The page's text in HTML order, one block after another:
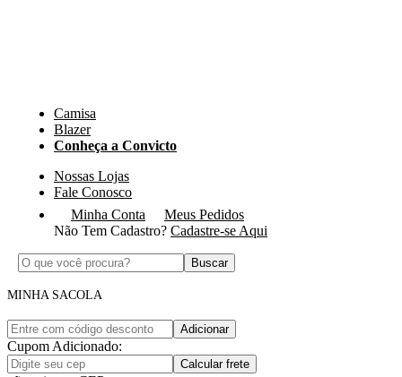
Camisa
Blazer
Conheça a Convicto
Nossas Lojas
Fale Conosco
Minha Conta
Meus Pedidos
Não Tem Cadastro? Cadastre-se Aqui
Buscar
MINHA SACOLA
Adicionar
Cupom Adicionado:
Calcular frete